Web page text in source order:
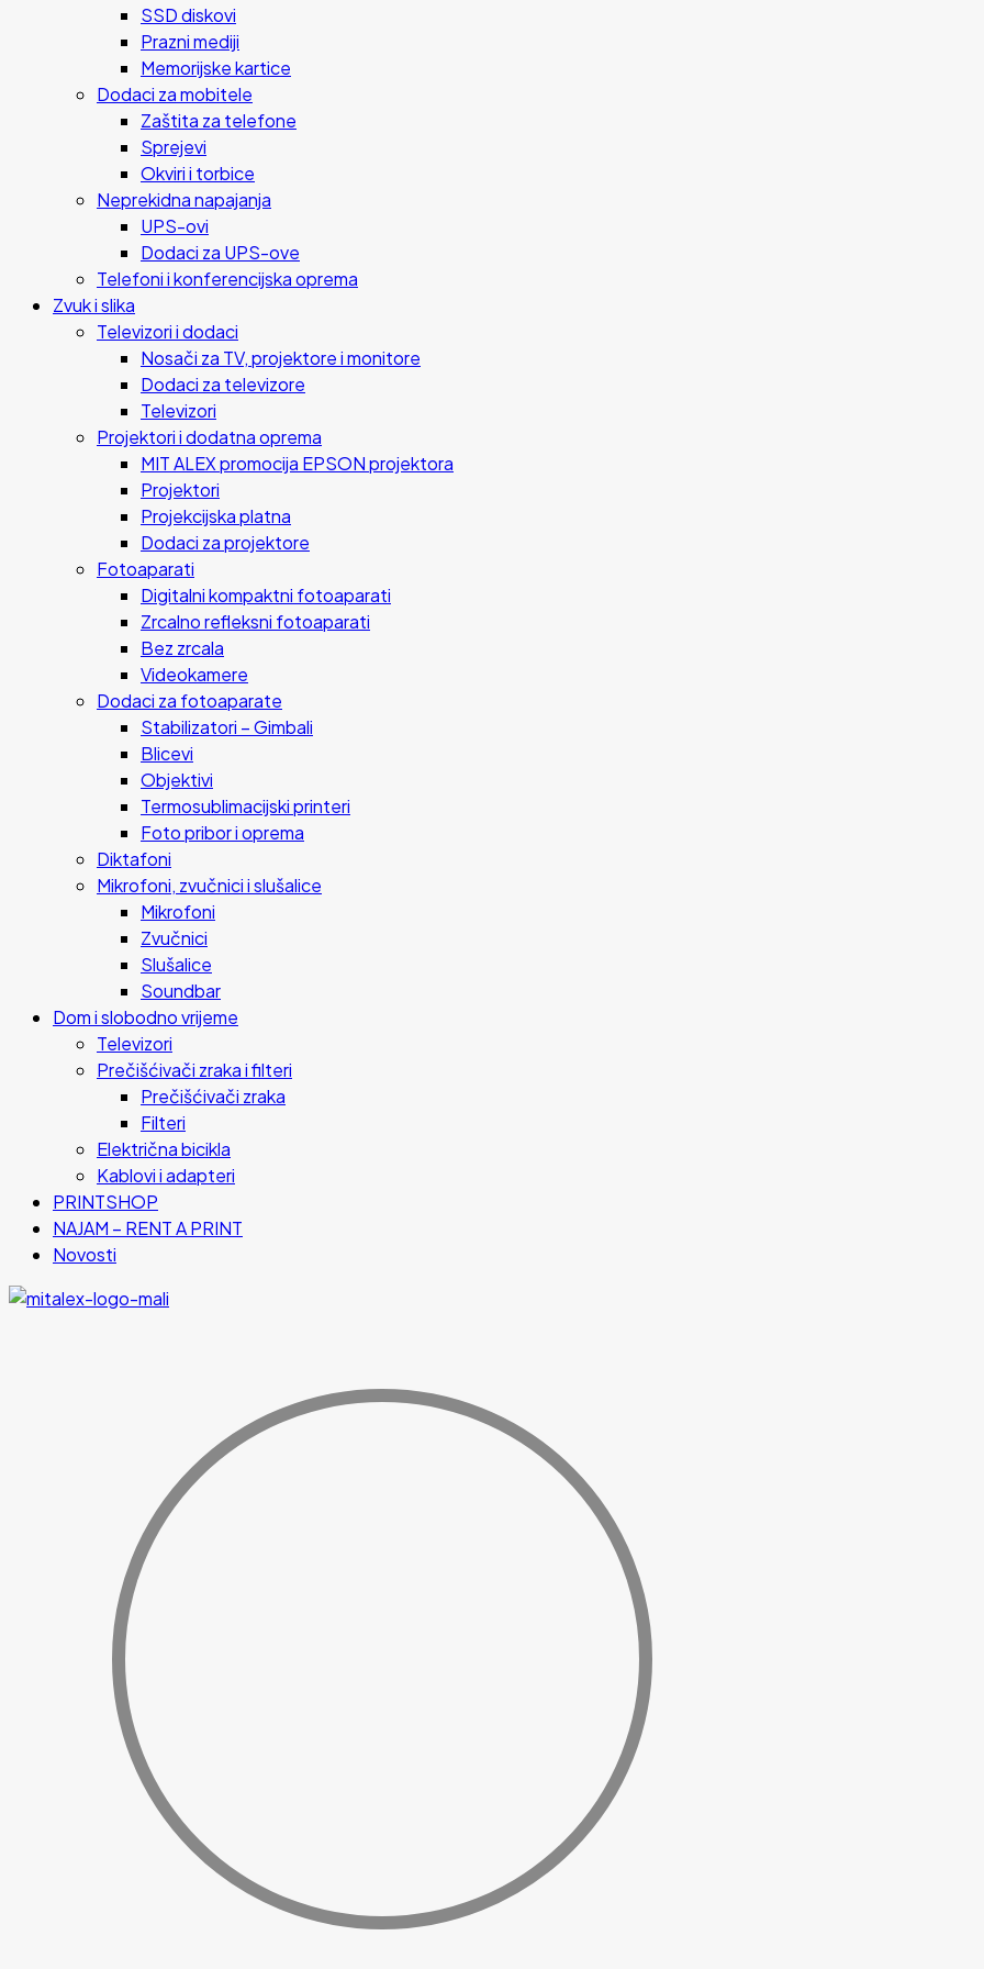
SSD diskovi
Prazni mediji
Memorijske kartice
Dodaci za mobitele
Zaštita za telefone
Sprejevi
Okviri i torbice
Neprekidna napajanja
UPS-ovi
Dodaci za UPS-ove
Telefoni i konferencijska oprema
Zvuk i slika
Televizori i dodaci
Nosači za TV, projektore i monitore
Dodaci za televizore
Televizori
Projektori i dodatna oprema
MIT ALEX promocija EPSON projektora
Projektori
Projekcijska platna
Dodaci za projektore
Fotoaparati
Digitalni kompaktni fotoaparati
Zrcalno refleksni fotoaparati
Bez zrcala
Videokamere
Dodaci za fotoaparate
Stabilizatori – Gimbali
Blicevi
Objektivi
Termosublimacijski printeri
Foto pribor i oprema
Diktafoni
Mikrofoni, zvučnici i slušalice
Mikrofoni
Zvučnici
Slušalice
Soundbar
Dom i slobodno vrijeme
Televizori
Prečišćivači zraka i filteri
Prečišćivači zraka
Filteri
Električna bicikla
Kablovi i adapteri
PRINTSHOP
NAJAM – RENT A PRINT
Novosti